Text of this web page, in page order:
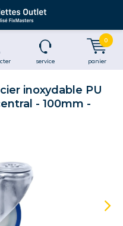
service panier
0
inoxydable PU
- 100mm -